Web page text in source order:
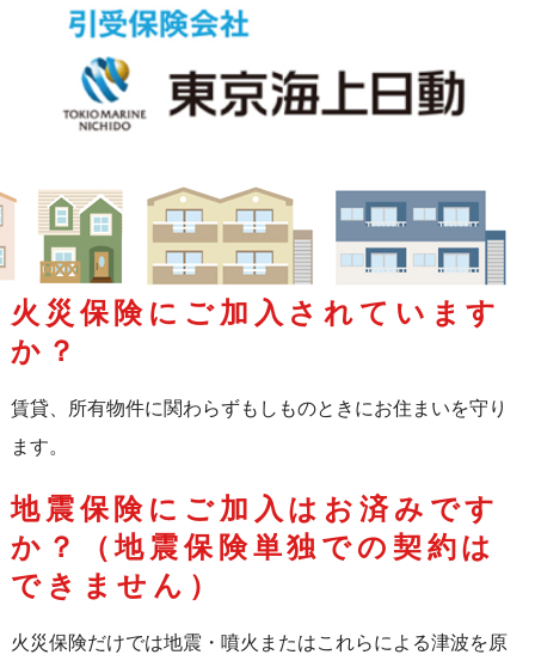
火災保険にご加入されています
か？
賃貸、所有物件に関わらずもしものときにお住まいを守り
ます。
地震保険にご加入はお済みです
か？（地震保険単独での契約は
できません）
火災保険だけでは地震・噴火またはこれらによる津波を原